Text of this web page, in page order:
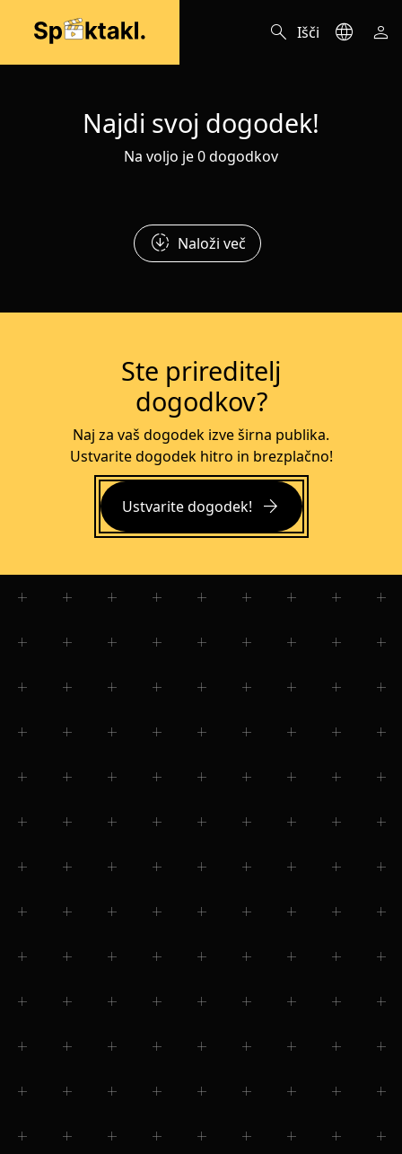
search Išči language person
Najdi svoj dogodek!
Na voljo je 0 dogodkov
downloading Naloži več
Ste prireditelj
dogodkov?
Naj za vaš dogodek izve širna publika.
Ustvarite dogodek hitro in brezplačno!
Ustvarite dogodek! arrow_forward